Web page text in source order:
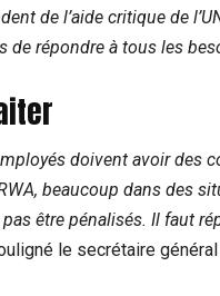
de l’aide critique de
de répondre à tous les
doivent avoir des
beaucoup dans des
être pénalisés. Il faut
le secrétaire général